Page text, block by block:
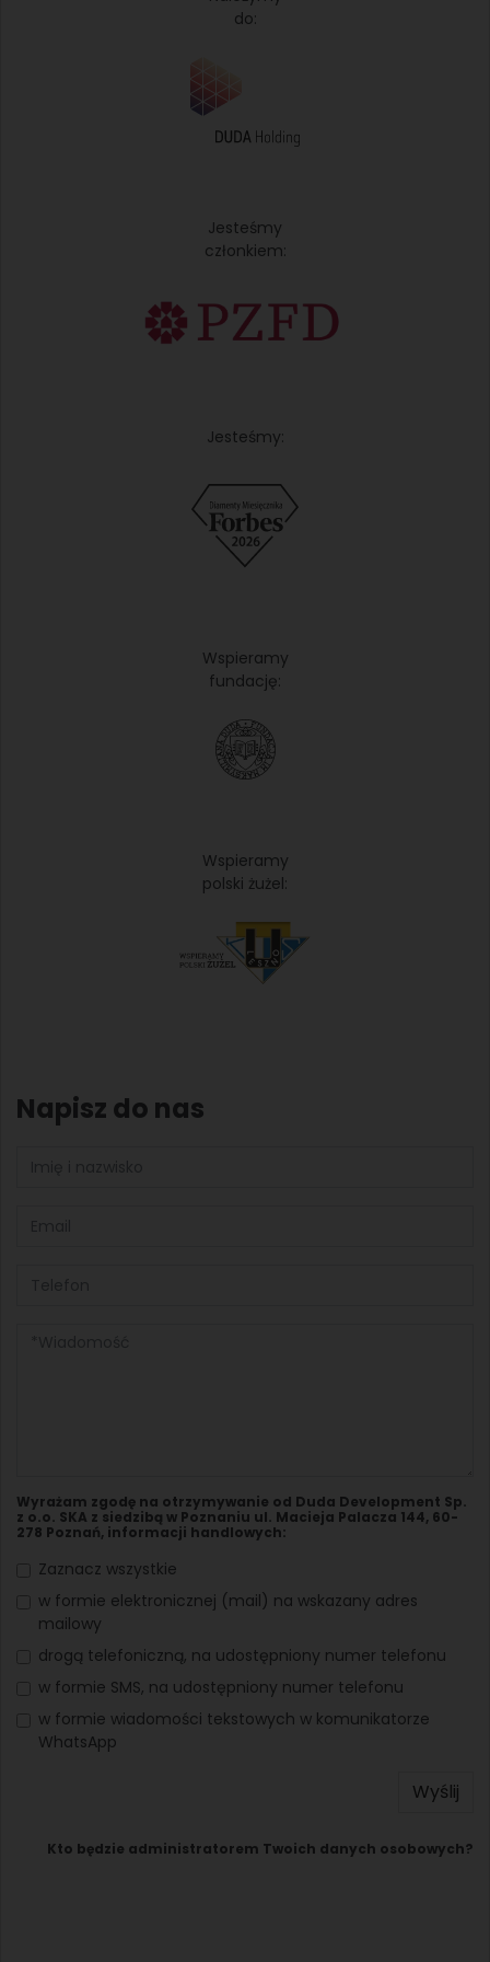
do:
Jesteśmy
członkiem:
Jesteśmy:
Wspieramy
fundację:
Wspieramy
polski żużel:
Napisz do nas
Wyrażam zgodę na otrzymywanie od Duda Development Sp.
z o.o. SKA z siedzibą w Poznaniu ul. Macieja Palacza 144, 60-
278 Poznań, informacji handlowych:
Zaznacz wszystkie
w formie elektronicznej (mail) na wskazany adres
mailowy
drogą telefoniczną, na udostępniony numer telefonu
w formie SMS, na udostępniony numer telefonu
w formie wiadomości tekstowych w komunikatorze
WhatsApp
Wyślij
Kto będzie administratorem Twoich danych osobowych?